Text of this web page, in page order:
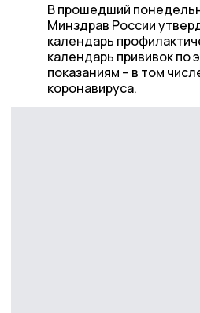
В прошедший
Минздрав России
календарь
календарь прививок по
показаниям – в том
коронавируса.